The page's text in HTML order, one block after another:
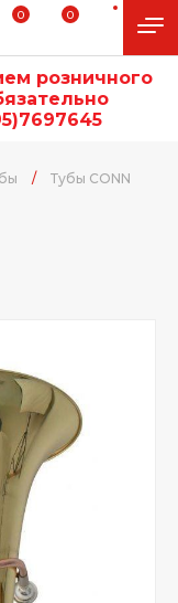
0 0
розничного
/
Тубы CONN